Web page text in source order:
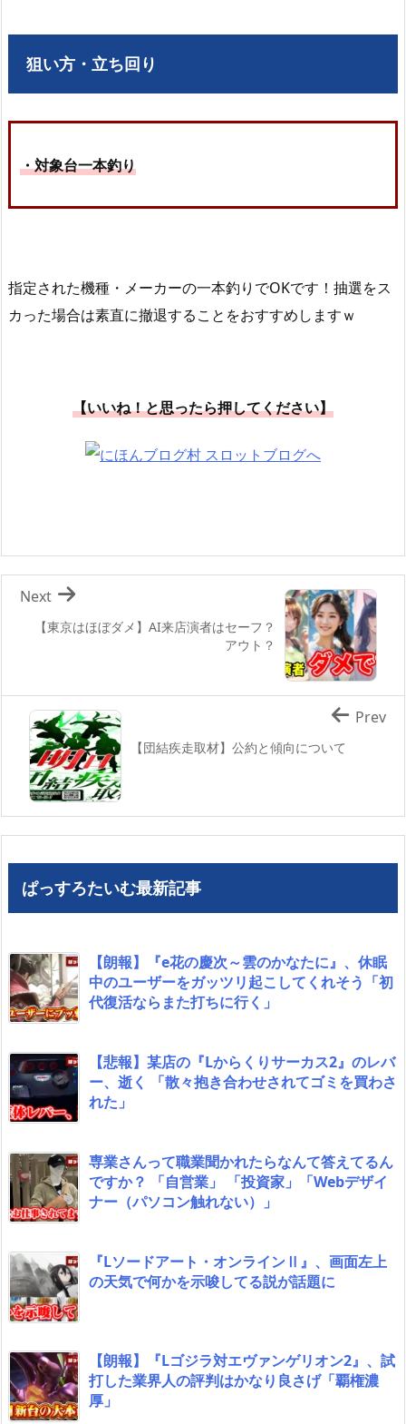
狙い方・立ち回り
・対象台一本釣り
指定された機種・メーカーの一本釣りでOKです！抽選をス
カった場合は素直に撤退することをおすすめしますｗ
【いいね！と思ったら押してください】
【東京はほぼダメ】AI来店演者はセーフ？
アウト？
Next
【団結疾走取材】公約と傾向について
Prev
ぱっすろたいむ最新記事
【朗報】『e花の慶次～雲のかなたに』、休眠
中のユーザーをガッツリ起こしてくれそう「初
代復活ならまた打ちに行く」
【悲報】某店の『Lからくりサーカス2』のレバ
ー、逝く 「散々抱き合わせされてゴミを買わさ
れた」
専業さんって職業聞かれたらなんて答えてるん
ですか？ 「自営業」 「投資家」「Webデザイ
ナー（パソコン触れない）」
『Lソードアート・オンラインⅡ』、画面左上
の天気で何かを示唆してる説が話題に
【朗報】『Lゴジラ対エヴァンゲリオン2』、試
打した業界人の評判はかなり良さげ「覇権濃
厚」